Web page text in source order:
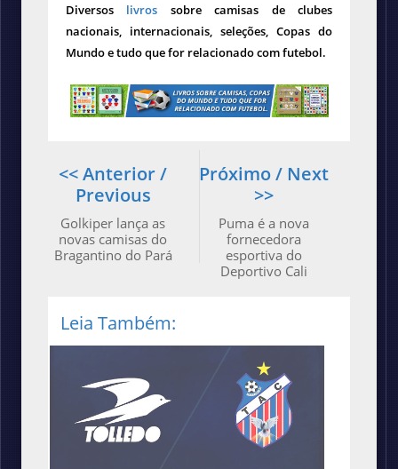
Diversos livros sobre camisas de clubes
nacionais, internacionais, seleções, Copas do
Mundo e tudo que for relacionado com futebol.
Próximo / Next
>>
Puma é a nova
fornecedora
esportiva do
Deportivo Cali
<< Anterior /
Previous
Golkiper lança as
novas camisas do
Bragantino do Pará
Leia Também: